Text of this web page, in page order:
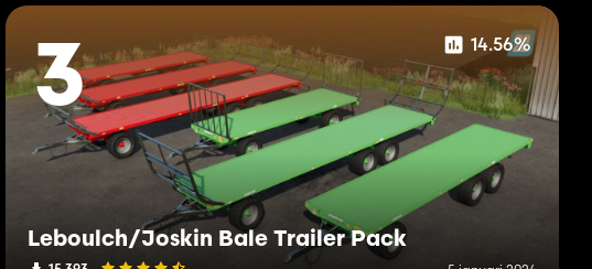
3 14.56%
Leboulch/Joskin Bale Trailer Pack